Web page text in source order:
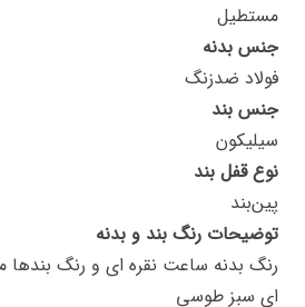
مستطیل
جنس بدنه
فولاد ضدزنگ
جنس بند
سیلیکون
نوع قفل بند
پین‌بند
توضیحات رنگ بند و بدنه
رنگ بدنه ساعت نقره ای و رنگ
ای سبز طوسی